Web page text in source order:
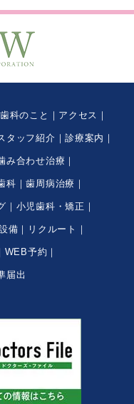
科のこと アクセス
タッフ紹介 診療案内
み合わせ治療
科 歯周病治療
小児歯科・矯正
備 リクルート
WEB予約
届出